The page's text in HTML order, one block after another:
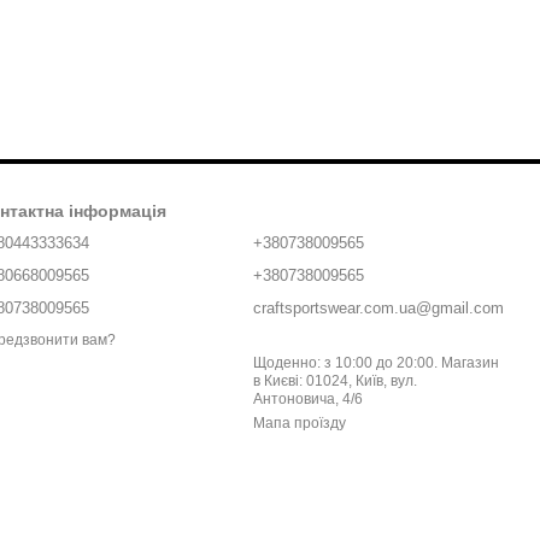
інформація
вам?
+380738009565
+380738009565
craftsportswear.com.ua@gmail.com
Щоденно: з 10:00 до 20:00. Магазин
в Києві: 01024, Київ, вул.
Антоновича, 4/6
Мапа проїзду